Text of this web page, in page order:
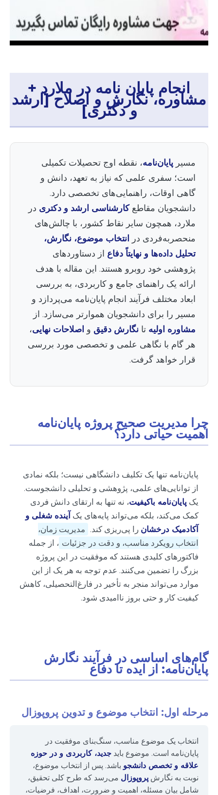
انجام پایان نامه در ملارد +
مشاوره، نگارش و اصلاح [ارشد
و دکتری]
مسیر پایان‌نامه، نقطه اوج تحصیلات تکمیلی
است؛ سفری علمی که نیاز به تعهد، دانش و
گاهی اوقات، راهنمایی‌های تخصصی دارد.
دانشجویان مقاطعکارشناسی ارشد و دکتری در
ملارد، همچون سایر نقاط کشور، با چالش‌های
منحصربه‌فردی در
انتخاب موضوع، نگارش،
تحلیل داده‌ها و نهایتاً دفاع از دستاوردهای
پژوهشی خود روبرو هستند. این مقاله با هدف
ارائه یک راهنمای جامع و کاربردی، به بررسی
ابعاد مختلف فرآیند انجام پایان‌نامه می‌پردازد و
مسیر را برای دانشجویان هموارتر می‌سازد. از
مشاوره اولیه تا نگارش دقیق و اصلاحات نهایی،
هر گام با نگاهی علمی و تخصصی مورد بررسی
قرار خواهد گرفت.
چرا مدیریت صحیح پروژه پایان‌نامه
اهمیت حیاتی دارد؟
پایان‌نامه تنها یک تکلیف دانشگاهی نیست؛ بلکه نمادی
از توانایی‌های علمی، پژوهشی و تحلیلی دانشجوست.
یک پایان‌نامه باکیفیت، نه تنها به ارتقای دانش فردی
کمک می‌کند، بلکه می‌تواند پایه‌های یک آینده شغلی و
آکادمیک درخشان را پی‌ریزی کند. مدیریت زمان،
انتخاب رویکرد مناسب، و دقت در جزئیات ، از جمله
فاکتورهای کلیدی هستند که موفقیت در این پروژه
بزرگ را تضمین می‌کنند. عدم توجه به هر یک از این
موارد می‌تواند منجر به تأخیر در فارغ‌التحصیلی، کاهش
کیفیت کار و حتی بروز ناامیدی شود.
گام‌های اساسی در فرآیند نگارش
پایان‌نامه: از ایده تا دفاع
مرحله اول: انتخاب موضوع و تدوین پروپوزال
انتخاب یک موضوع مناسب، سنگ‌بنای موفقیت در
پایان‌نامه است. موضوع باید جدید، کاربردی و در حوزه
علاقه و تخصص دانشجو باشد. پس از انتخاب موضوع،
نوبت به نگارش پروپوزال می‌رسد که طرح کلی تحقیق،
شامل بیان مسئله، اهمیت و ضرورت، اهداف، فرضیات،